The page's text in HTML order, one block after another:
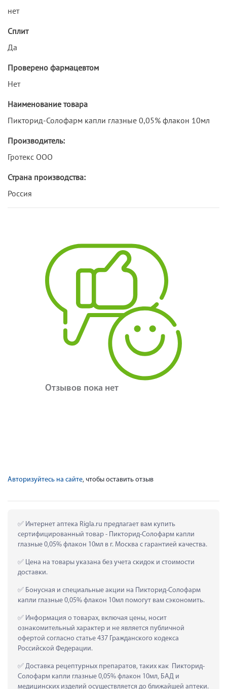
нет
Сплит
Да
Проверено фармацевтом
Нет
Наименование товара
Пикторид-Солофарм капли глазные 0,05% флакон 10мл
Производитель:
Гротекс ООО
Страна производства:
Россия
Отзывов пока нет
Авторизуйтесь на сайте, чтобы оставить отзыв
Интернет аптека Rigla.ru предлагает вам купить
сертифицированный товар - Пикторид-Солофарм капли
глазные 0,05% флакон 10мл в г. Москва с гарантией качества.
Цена на товары указана без учета скидок и стоимости
доставки.
Бонусная и специальные акции на Пикторид-Солофарм
капли глазные 0,05% флакон 10мл помогут вам сэкономить.
Информация о товарах, включая цены, носит
ознакомительный характер и не является публичной
офертой согласно статье 437 Гражданского кодекса
Российской Федерации.
Доставка рецептурных препаратов, таких как  Пикторид-
Солофарм капли глазные 0,05% флакон 10мл, БАД и
медицинских изделий осуществляется до ближайшей аптеки.